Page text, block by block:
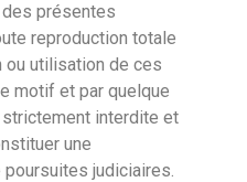
des présentes
reproduction totale
ou utilisation de ces
motif et par quelque
interdite et
une
judiciaires.